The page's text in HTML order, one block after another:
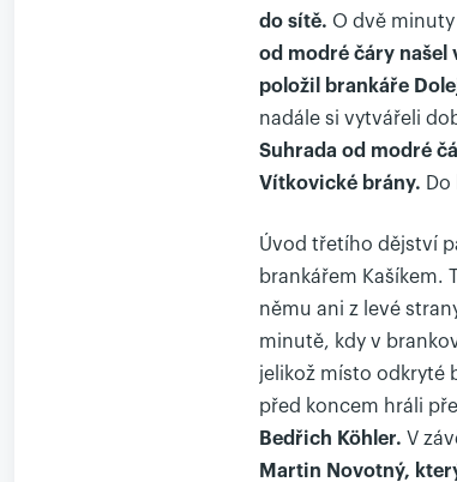
do sítě. O dvě
od modré čáry našel
položil brankáře
nadále si vytvářeli
Suhrada od modré
Vítkovické brány.
Úvod třetího dějství
brankářem Kašíkem.
němu ani z levé
minutě, kdy v
jelikož místo odkryté
před koncem hráli
Bedřich Köhler. V
Martin Novotný,